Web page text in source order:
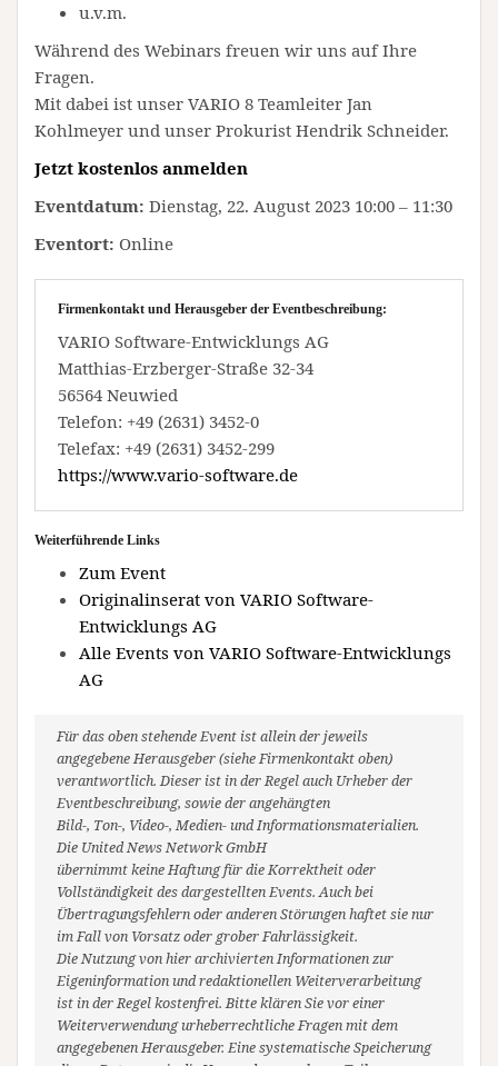
u.v.m.
​​​​​​​Während des Webinars freuen wir uns auf Ihre
Fragen.
Mit dabei ist unser VARIO 8 Teamleiter Jan
Kohlmeyer und unser Prokurist Hendrik Schneider.
Jetzt kostenlos anmelden
Eventdatum: Dienstag, 22. August 2023 10:00 – 11:30
Eventort: Online
Firmenkontakt und Herausgeber der Eventbeschreibung:
VARIO Software-Entwicklungs AG
Matthias-Erzberger-Straße 32-34
56564 Neuwied
Telefon: +49 (2631) 3452-0
Telefax: +49 (2631) 3452-299
https://www.vario-software.de
Weiterführende Links
Zum Event
Originalinserat von VARIO Software-
Entwicklungs AG
Alle Events von VARIO Software-Entwicklungs
AG
Für das oben stehende Event ist allein der jeweils
angegebene Herausgeber (siehe Firmenkontakt oben)
verantwortlich. Dieser ist in der Regel auch Urheber der
Eventbeschreibung, sowie der angehängten
Bild-, Ton-, Video-, Medien- und Informationsmaterialien.
Die United News Network GmbH
übernimmt keine Haftung für die Korrektheit oder
Vollständigkeit des dargestellten Events. Auch bei
Übertragungsfehlern oder anderen Störungen haftet sie nur
im Fall von Vorsatz oder grober Fahrlässigkeit.
Die Nutzung von hier archivierten Informationen zur
Eigeninformation und redaktionellen Weiterverarbeitung
ist in der Regel kostenfrei. Bitte klären Sie vor einer
Weiterverwendung urheberrechtliche Fragen mit dem
angegebenen Herausgeber. Eine systematische Speicherung